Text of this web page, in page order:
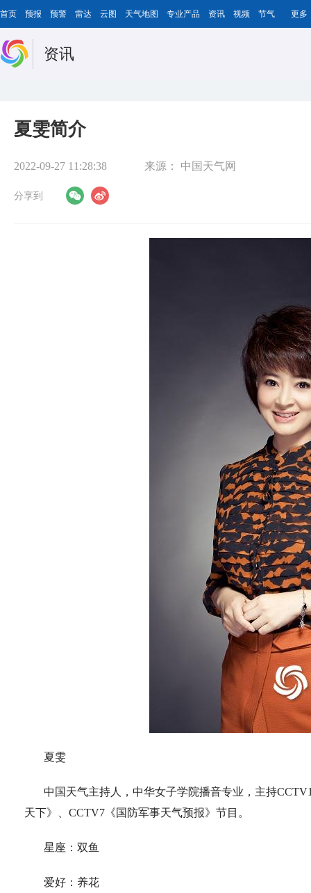
首页 预报 预警 雷达 云图 天气地图 专业产品 资讯 视频 节气 更多
资讯
夏雯简介
2022-09-27 11:28:38 来源： 中国天气网
分享到
夏雯
中国天气主持人，中华女子学院播音专业，主持
天下》、CCTV7《国防军事天气预报》节目。
星座：双鱼
爱好：养花